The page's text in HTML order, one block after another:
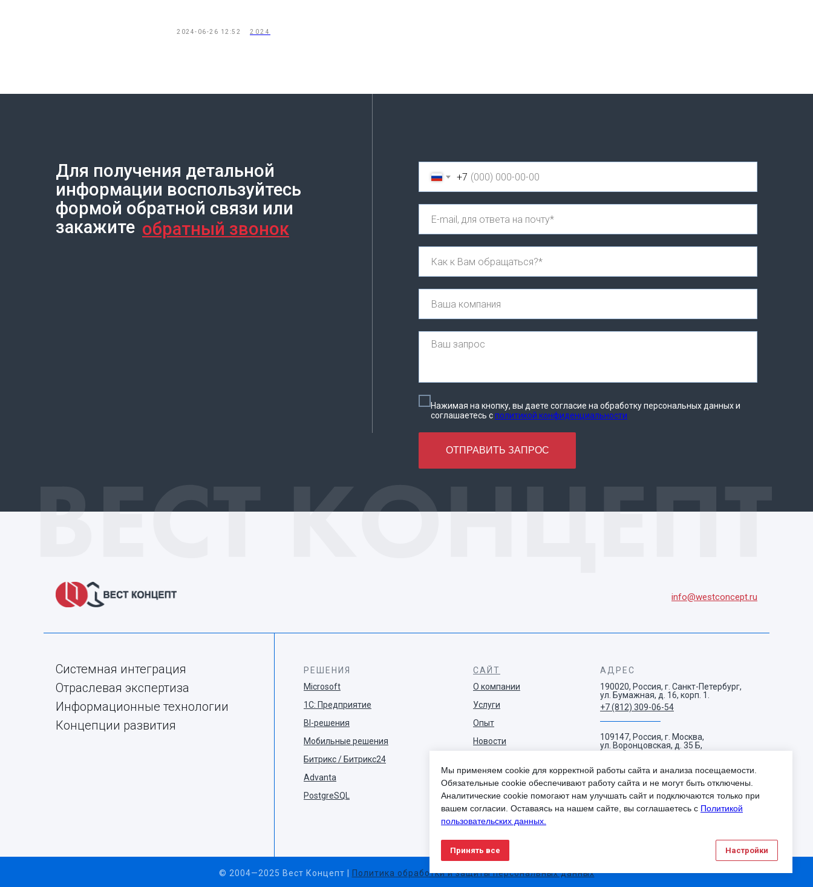
2024-06-26 12:52 2024
Создание сайта на Тильде Leto.Website
Для получения детальной
информации воспользуйтесь
формой обратной связи или
закажите обратный звонок
+7
Нажимая на кнопку, вы даете согласие на обработку персональных данных и
соглашаетесь cполитикой конфиденциальности
ОТПРАВИТЬ ЗАПРОС
Системная интеграция
Отраслевая экспертиза
Информационные технологии
Концепции развития
РЕШЕНИЯ
Microsoft
1С: Предприятие
BI-решения
Мобильные решения
Битрикс / Битрикс24
Advanta
PostgreSQL
САЙТ
О компании
Услуги
Опыт
Новости
АДРЕС
190020, Россия, г. Санкт-Петербург,
ул. Бумажная, д. 16, корп. 1.
+7 (812) 309-06-54
109147, Россия, г. Москва,
ул. Воронцовская, д. 35 Б,
корп. 1.
+7 (495) 663-73-38
info@westconcept.ru
© 2004—2025 Вест Концепт | Политика обработки и защиты персональных данных
Мы применяем cookie для корректной работы сайта и анализа посещаемости.
Обязательные cookie обеспечивают работу сайта и не могут быть отключены.
Аналитические cookie помогают нам улучшать сайт и подключаются только при
вашем согласии. Оставаясь на нашем сайте, вы соглашаетесь с Политикой
пользовательских данных.
Принять все Настройки